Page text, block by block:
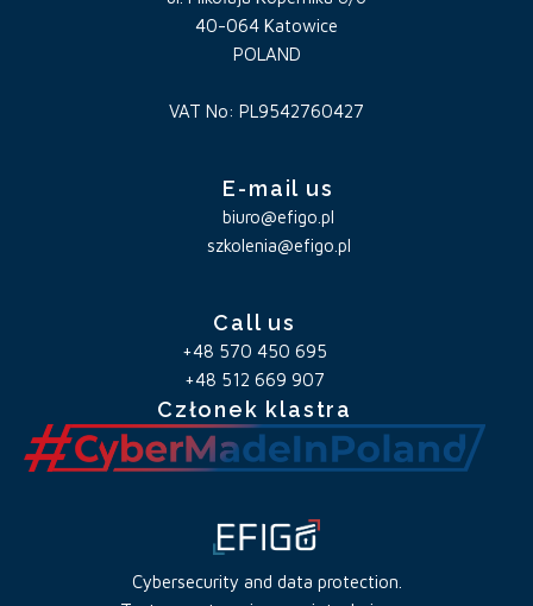
Cybersecurity and data protection.
Call us
+48 570 450 695
+48 512 669 907
Członek klastra
E-mail us
biuro@efigo.pl
szkolenia@efigo.pl
40-064 Katowice
POLAND
VAT No: PL9542760427